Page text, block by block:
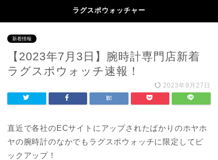
ラグスポウォッチャー
新着情報
【2023年7月3日】腕時計専門店新着
ラグスポウォッチ速報！
2023年9月27日
直近で各社のECサイトにアップされたばかりのホヤホ
ヤの腕時計のなかでもラグスポウォッチに限定してピ
ックアップ！